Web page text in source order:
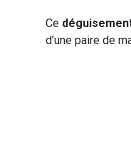
VIKING
Ce
d’une paire de